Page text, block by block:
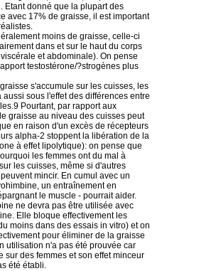
Etant donné que la plupart des
avec 17% de graisse, il est important
moins de graisse, celle-ci
dans et sur le haut du corps
et abdominale). On pense
testostérone/?strogènes plus
s'accumule sur les cuisses, les
aussi sous l'effet des différences entre
Pourtant, par rapport aux
graisse au niveau des cuisses peut
en raison d'un excès de récepteurs
alpha-2 stoppent la libération de la
à effet lipolytique): on pense que
les femmes ont du mal à
les cuisses, même si d'autres
mincir. En cumul avec un
un entraînement en
le muscle - pourrait aider.
ne devra pas être utilisée avec
Elle bloque effectivement les
moins dans des essais in vitro) et on
pour éliminer de la graisse
utilisation n'a pas été prouvée car
sur des femmes et son effet minceur
été établi.